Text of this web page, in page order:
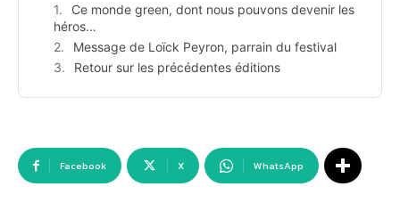
Ce monde green, dont nous pouvons devenir les
héros…
Message de Loïck Peyron, parrain du festival
Retour sur les précédentes éditions
Facebook X WhatsApp